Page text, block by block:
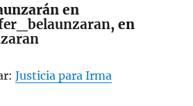
en
, en
Justicia para Irma